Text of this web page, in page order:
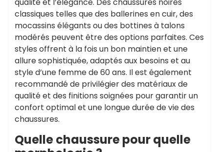
classiques telles que des ballerines en cuir, des
mocassins élégants ou des bottines à talons
modérés peuvent être des options parfaites. Ces
styles offrent à la fois un bon maintien et une
allure sophistiquée, adaptés aux besoins et au
style d’une femme de 60 ans. Il est également
recommandé de privilégier des matériaux de
qualité et des finitions soignées pour garantir un
confort optimal et une longue durée de vie des
chaussures.
Quelle chaussure pour quelle